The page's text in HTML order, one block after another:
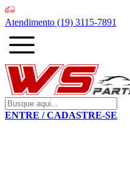
Atendimento (19) 3115-7891
ENTRE / CADASTRE-SE